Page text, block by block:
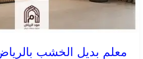
معلم بديل الخشب بالرياض